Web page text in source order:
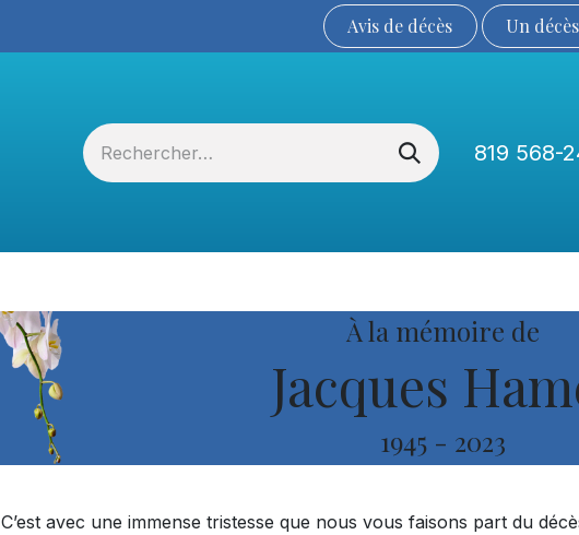
Avis de décès Un
819 568-
À la mémoire de
Jacques
1945 - 2023
C’est avec une immense tristesse que nous vous faisons part du